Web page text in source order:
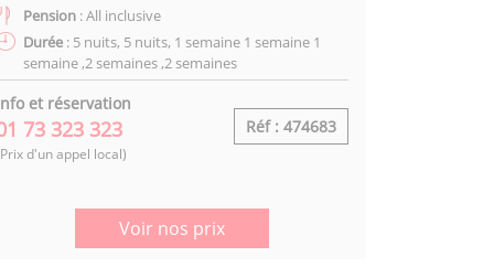
Pension : All inclusive
Durée : 5 nuits, 5 nuits, 1 semaine 1 semaine 1
semaine ,2 semaines ,2 semaines
et réservation
73 323 323
d'un appel local)
Réf : 474683
Voir nos prix